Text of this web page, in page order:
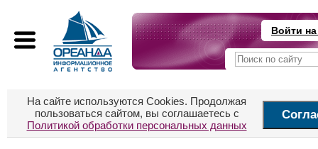
Войти
На сайте используются Cookies. Продолжая
пользоваться сайтом, вы соглашаетесь с
Политикой обработки персональных данных